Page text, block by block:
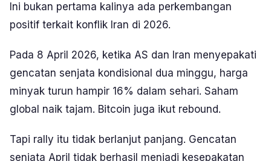
Ini bukan pertama kalinya ada perkembangan
positif terkait konflik Iran di 2026.
Pada 8 April 2026, ketika AS dan Iran menyepakati
gencatan senjata kondisional dua minggu, harga
minyak turun hampir 16% dalam sehari. Saham
global naik tajam. Bitcoin juga ikut rebound.
Tapi rally itu tidak berlanjut panjang. Gencatan
senjata April tidak berhasil menjadi kesepakatan